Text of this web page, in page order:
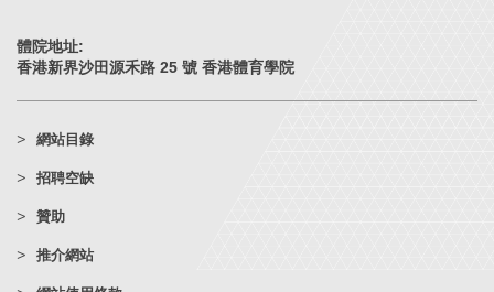
體院地址:
香港新界沙田源禾路 25 號 香港體育學院
網站目錄
招聘空缺
贊助
推介網站